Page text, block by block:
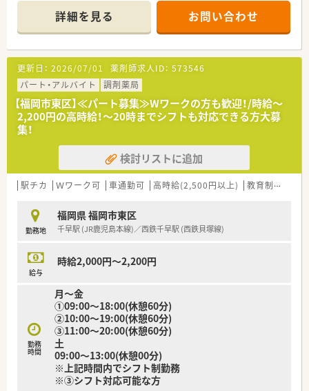
【勤務時間】
月～金 09:00～17:30(休憩45分)
【応需科目】小児科
【人員体制】薬剤師：15名
********************************
＼手厚いサポートが魅力のファルマスタッフ／
■万全のサポート体制：2名体制で担当がつきしっかりサポート！
■各種保険を完備：社会保険(週20時間以上)/雇用保険/薬剤師賠
償責任保険
暇など
ご希望条件に合わせて求人をお探しします！
まずはお気軽にお問い合わせください。
詳細を見る お問い合わせ
更新日： 2026/07/01 薬剤師求人ID： 573546
パート・アルバイト
調剤薬局
【福岡市東区】≪パート募集≫Wワークの方も歓迎！/時給～
2,200円の高時給！～20時までシフトも対応できる方大募
集！
検討リストに追加
駅チカ Ｗワーク可 車通勤可 高時給(2,500円以上) 教育制度あり
勤務地
福岡県 福岡市東区
千早駅 (JR鹿児島本線)／西鉄千早駅 (西鉄貝塚線)
給与
時給2,000円～2,200円
勤務
時間
月～金
①09:00～18:00(休憩60分)
②10:00～19:00(休憩60分)
③11:00～20:00(休憩60分)
土
09:00～13:00(休憩00分)
※上記時間内でシフト制勤務
※③シフト対応可能な方